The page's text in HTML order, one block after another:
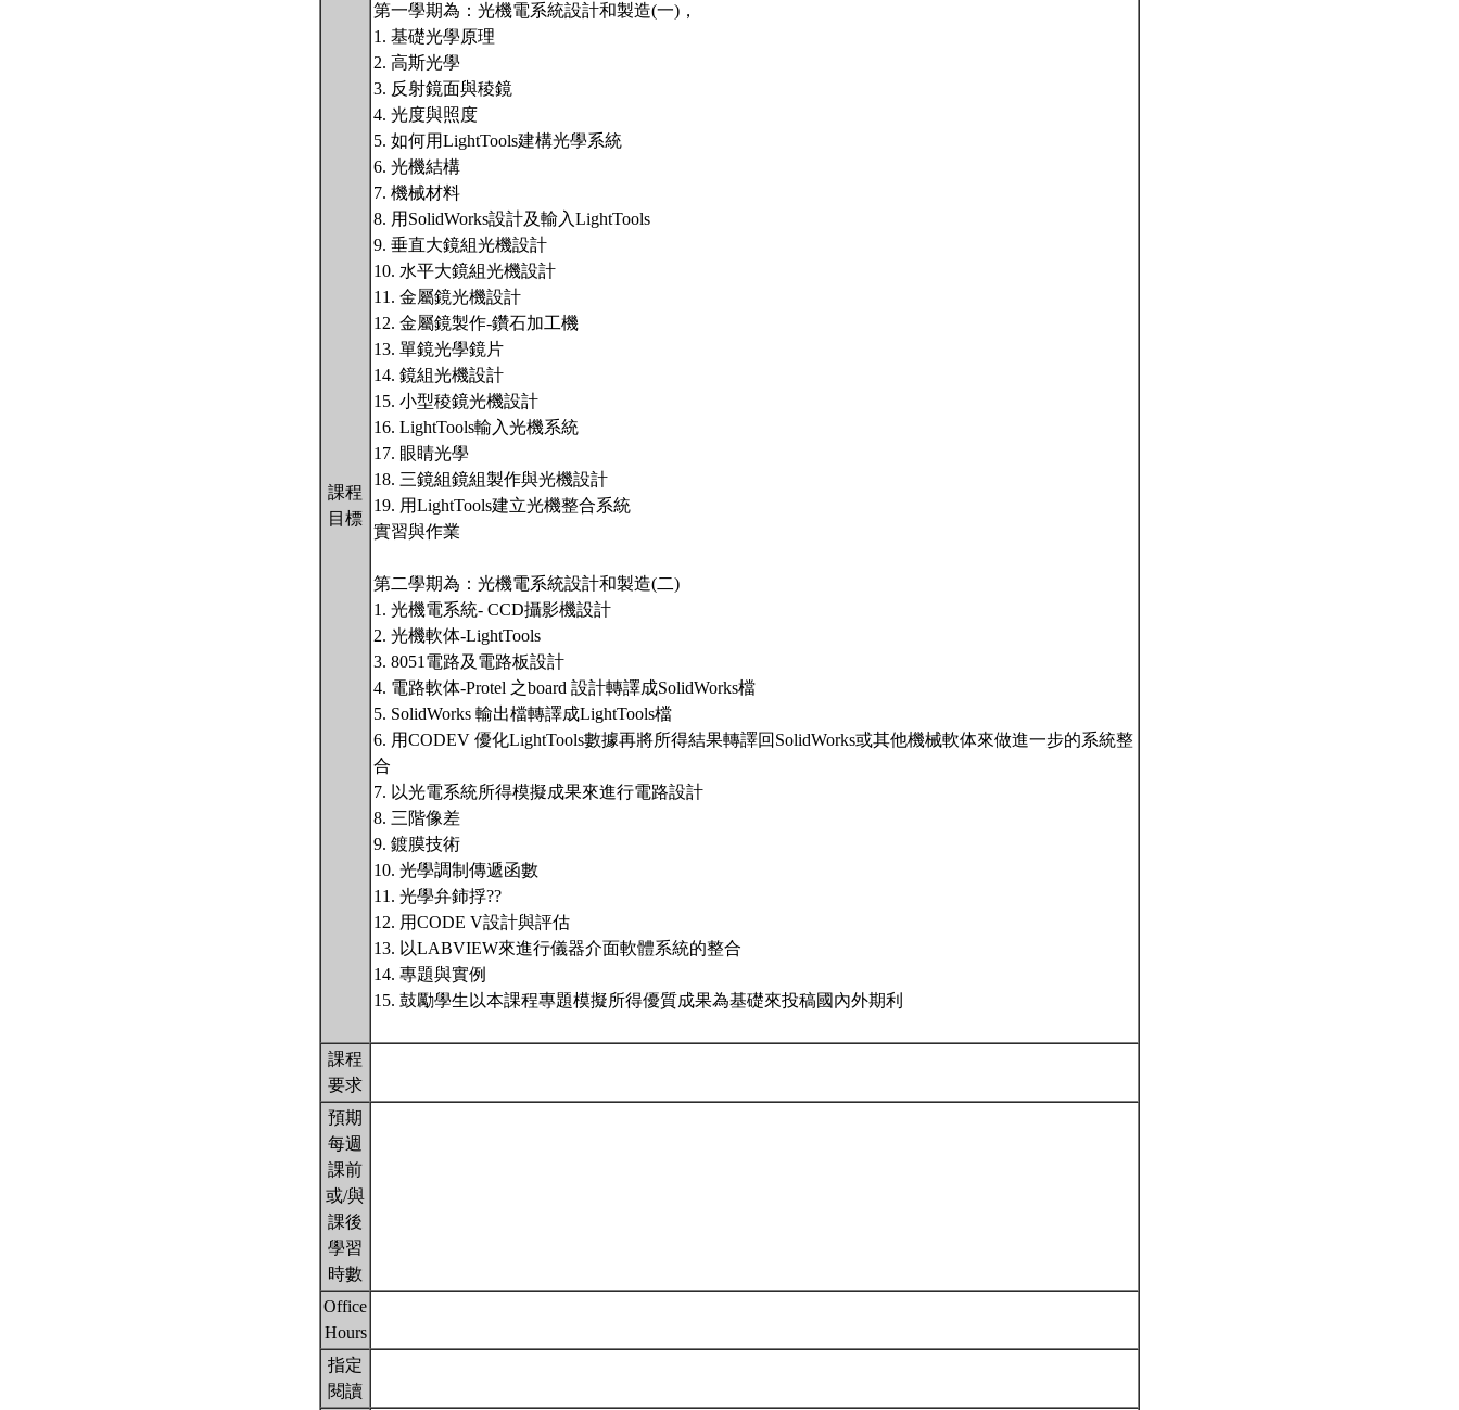
課程
目標
第一學期為：光機電系統設計和製造(一)，
1. 基礎光學原理
2. 高斯光學
3. 反射鏡面與稜鏡
4. 光度與照度
5. 如何用LightTools建構光學系統
6. 光機結構
7. 機械材料
8. 用SolidWorks設計及輸入LightTools
9. 垂直大鏡組光機設計
10. 水平大鏡組光機設計
11. 金屬鏡光機設計
12. 金屬鏡製作-鑽石加工機
13. 單鏡光學鏡片
14. 鏡組光機設計
15. 小型稜鏡光機設計
16. LightTools輸入光機系統
17. 眼睛光學
18. 三鏡組鏡組製作與光機設計
19. 用LightTools建立光機整合系統
實習與作業
第二學期為：光機電系統設計和製造(二)
1. 光機電系統- CCD攝影機設計
2. 光機軟体-LightTools
3. 8051電路及電路板設計
4. 電路軟体-Protel 之board 設計轉譯成SolidWorks檔
5. SolidWorks 輸出檔轉譯成LightTools檔
6. 用CODEV 優化LightTools數據再將所得結果轉譯回SolidWorks或其他機械軟体來做進一步的系統整
合
7. 以光電系統所得模擬成果來進行電路設計
8. 三階像差
9. 鍍膜技術
10. 光學調制傳遞函數
11. 光學弁鈰捊??
12. 用CODE V設計與評估
13. 以LABVIEW來進行儀器介面軟體系統的整合
14. 專題與實例
15. 鼓勵學生以本課程專題模擬所得優質成果為基礎來投稿國內外期利
課程
要求
預期
每週
課前
或/與
課後
學習
時數
Office
Hours
指定
閱讀